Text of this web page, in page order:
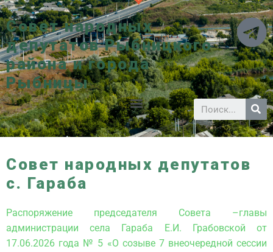
Совет народных
депутатов Рыбницкого
района и города
Рыбницы
Совет народных депутатов
с. Гараба
Распоряжение председателя Совета –главы
администрации села Гараба Е.И. Грабовской от
17.06.2026 года № 5 «О созыве 7 внеочередной сессии